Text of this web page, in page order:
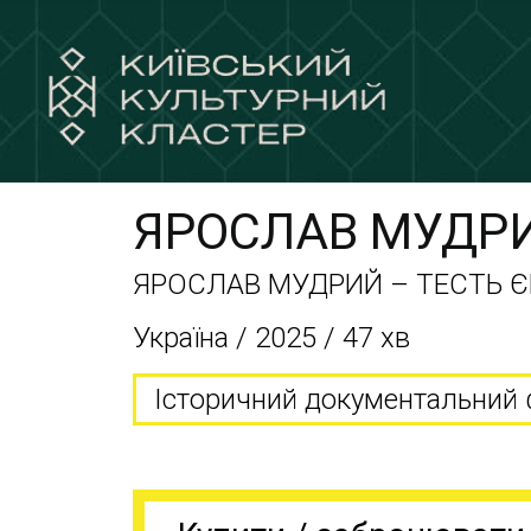
ЯРОСЛАВ
ЯРОСЛАВ МУДРИЙ – ТЕСТЬ
Україна / 2025 / 47 хв
Історичний документальний